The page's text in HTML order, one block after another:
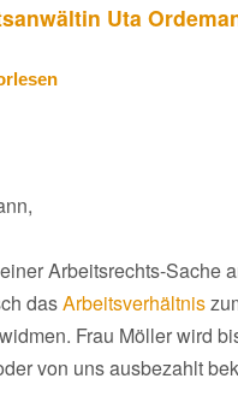
Uta
Arbeitsrechts-Sache
dasArbeitsverhältnis
Frau Möller wird
von uns ausbezahlt